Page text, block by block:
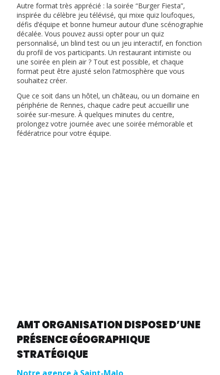
Autre format très apprécié : la soirée “Burger Fiesta”,
inspirée du célèbre jeu télévisé, qui mixe quiz loufoques,
défis d’équipe et bonne humeur autour d’une scénographie
décalée. Vous pouvez aussi opter pour un quiz
personnalisé, un blind test ou un jeu interactif, en fonction
du profil de vos participants. Un restaurant intimiste ou
une soirée en plein air ? Tout est possible, et chaque
format peut être ajusté selon l’atmosphère que vous
souhaitez créer.
Que ce soit dans un hôtel, un château, ou un domaine en
périphérie de Rennes, chaque cadre peut accueillir une
soirée sur-mesure. À quelques minutes du centre,
prolongez votre journée avec une soirée mémorable et
fédératrice pour votre équipe.
AMT ORGANISATION DISPOSE D’UNE
PRÉSENCE GÉOGRAPHIQUE
STRATÉGIQUE